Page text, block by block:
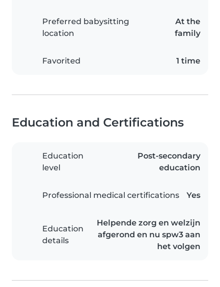
Preferred babysitting
location
At the
family
Favorited 1 time
Education and Certifications
Education
level
Post-secondary
education
Professional medical certifications Yes
Education
details
Helpende zorg en welzijn
afgerond en nu spw3 aan
het volgen